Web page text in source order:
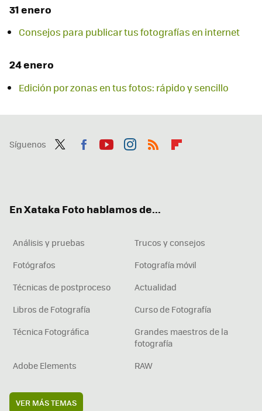
31 enero
Consejos para publicar tus fotografías en internet
24 enero
Edición por zonas en tus fotos: rápido y sencillo
Síguenos
En Xataka Foto hablamos de...
Análisis y pruebas
Trucos y consejos
Fotógrafos
Fotografía móvil
Técnicas de postproceso
Actualidad
Libros de Fotografía
Curso de Fotografía
Técnica Fotográfica
Grandes maestros de la
fotografía
Adobe Elements
RAW
VER MÁS TEMAS